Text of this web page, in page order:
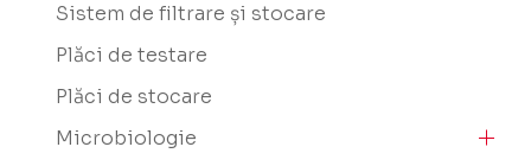
Sistem de filtrare și stocare
Plăci de testare
Plăci de stocare
Microbiologie